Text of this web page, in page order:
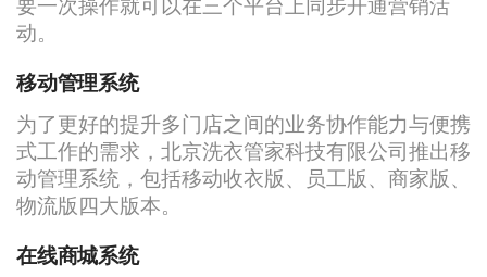
要一次操作就可以在三个平台上同步开通营销活
动。
移动管理系统
为了更好的提升多门店之间的业务协作能力与便携
式工作的需求，北京洗衣管家科技有限公司推出移
动管理系统，包括移动收衣版、员工版、商家版、
物流版四大版本。
在线商城系统